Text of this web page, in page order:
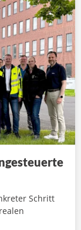
Schritt